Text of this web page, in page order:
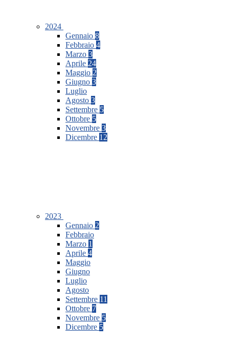
2024
Gennaio 8
Febbraio 4
Marzo 3
Aprile 24
Maggio 2
Giugno 3
Luglio
Agosto 3
Settembre 5
Ottobre 5
Novembre 3
Dicembre 12
2023
Gennaio 2
Febbraio
Marzo 1
Aprile 4
Maggio
Giugno
Luglio
Agosto
Settembre 11
Ottobre 7
Novembre 5
Dicembre 5